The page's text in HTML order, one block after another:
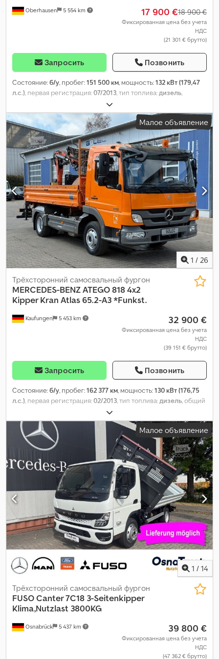
Oberhausen 5 554 km 17 900 €18 900 €
Фиксированная цена без учета
НДС
(21 301 € брутто)
Запросить Позвонить
Состояние:б/у, пробег:151 500 км, мощность:132 кВт (179,47
л.с.), первая регистрация:07/2013, тип топлива:дизель,
, общий вес:
осей:4x2, следующая проверка (TÜV):07/2026, топливо:
дизель
, цвет: зелёный , тип передачи:механический, класс
выбросов:Евро 5, количество мест:6, общая длина:7 650 мм
общая ширина:2 450 мм, общая высота:2 980 мм, Год выпуска:
2013,
Малое объявление
1 / 26
Kaufungen 5 453 km
Трёхсторонний самосвальный фургон
MERCEDES-BENZATEGO 818 4x2
Kipper Kran Atlas 65.2-A3 *Funkst.
32 900 €
Фиксированная цена без учета
НДС
(39 151 € брутто)
Запросить Позвонить
Состояние:б/у, пробег:162 377 км, мощность:130 кВт (176,75
л.с.), первая регистрация:02/2013, тип топлива:дизель, общий
, следующая проверка (TÜV):
оранжевый, тип передачи:механический, класс выбросов:
Евро 5, Год выпуска: , Оборудование:ABS, кондиционер,
кран,
Малое объявление
1 / 14
Osnabrück 5 437 km
Трёхсторонний самосвальный фургон
FUSOCanter 7C18 3-Seitenkipper
Klima,Nutzlast 3800KG
39 800 €
Фиксированная цена без учета
НДС
(47 362 € брутто)